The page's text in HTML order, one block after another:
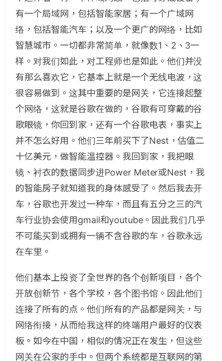
有一个局域网，包括智能家居；有一个广域网
络，包括智能汽车；以及一个更广的网络，比如
智慧城市。一切都非常简单，就像数1、2、3一
样。对我们如此，对工程师也是如此。他们并没
有那么喜欢它，它基本上就是一个无线电波，这
很容易做到。这其中重要的是网关，它连接起整
个网络，这就是谷歌在做的，谷歌有可穿戴的谷
歌眼镜，你回到家，还有一个谷歌电表，事实上
并不怎么好用。他们三年前买下了Nest，估值二
十亿美元，做智能温控器。我回到家，我把眼
镜、衬衣的数据同步进Power Meter或Nest，我
的智能房子就知道我的身体感受了。然后我去开
车，谷歌也开发过一种车，而且有五分之三的汽
车行业协会使用gmail和youtube。因此我们几乎
不可能买到或拥有一辆不含谷歌的车，谷歌永远
在车里。
他们基本上投资了全世界的各个创新项目，各个
开放创新节，各个学校，各个图书馆。因此他们
连接了所有的点。他们所有的产品都是网关，与
网络衔接，从而给我这样的终端用户最好的仪表
板。如今在中国，相似的情况正在发生，但这些
网关在公家的手中。但两个系统都是互联网的第